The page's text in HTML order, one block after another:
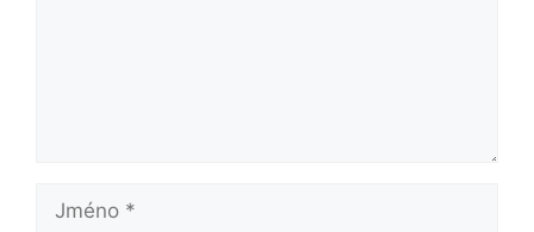
Jméno